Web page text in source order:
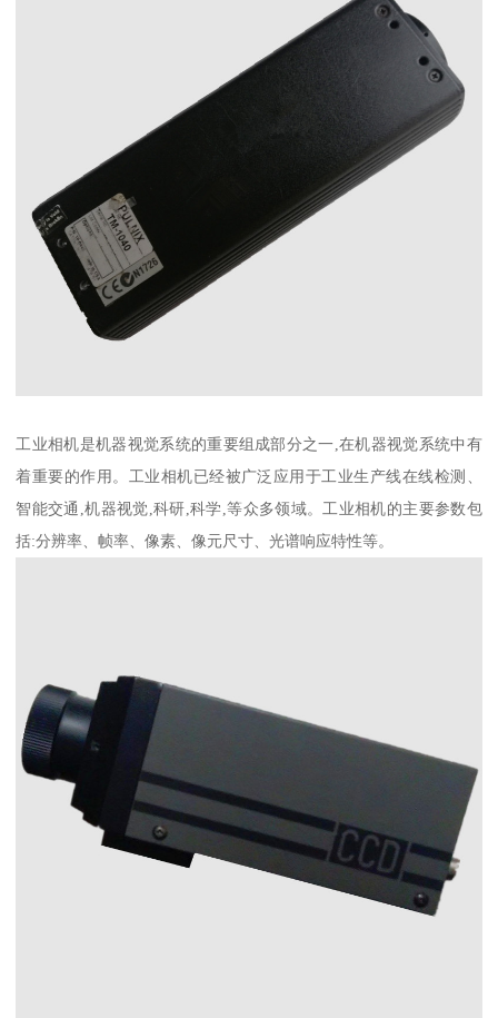
工业相机是机器视觉系统的重要组成部分之一,在机器视觉系统中有
着重要的作用。工业相机已经被广泛应用于工业生产线在线检测、
智能交通,机器视觉,科研,科学,等众多领域。工业相机的主要参数包
括:分辨率、帧率、像素、像元尺寸、光谱响应特性等。